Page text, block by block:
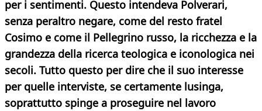
per i sentimenti. Questo intendeva Polverari,
senza peraltro negare, come del resto fratel
Cosimo e come il Pellegrino russo, la ricchezza e la
grandezza della ricerca teologica e iconologica nei
secoli. Tutto questo per dire che il suo interesse
per quelle interviste, se certamente lusinga,
soprattutto spinge a proseguire nel lavoro